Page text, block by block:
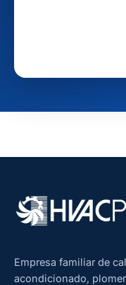
Empresa familiar de
acondicionado,